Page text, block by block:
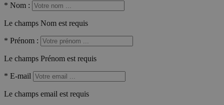
* Nom :
Le champs Nom est requis
* Prénom :
Le champs Prénom est requis
* E-mail
Le champs email est requis